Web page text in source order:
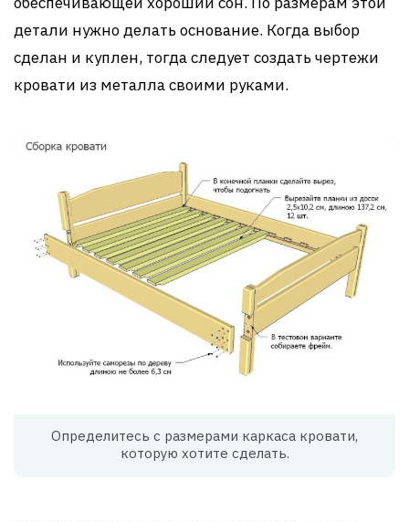
детали нужно делать основание. Когда выбор
сделан и куплен, тогда следует создать чертежи
кровати из металла своими руками.
Определитесь с размерами каркаса кровати,
которую хотите сделать.